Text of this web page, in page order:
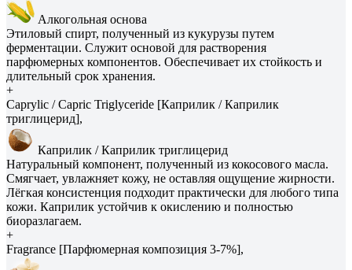
Алкогольная основа
Этиловый спирт, полученный из кукурузы путем
ферментации. Служит основой для растворения
парфюмерных компонентов. Обеспечивает их стойкость и
длительный срок хранения.
+
Caprylic / Capric Triglyceride [Каприлик / Каприлик
триглицерид],
Каприлик / Каприлик триглицерид
Натуральный компонент, полученный из кокосового масла.
Смягчает, увлажняет кожу, не оставляя ощущение жирности.
Лёгкая консистенция подходит практически для любого типа
кожи. Каприлик устойчив к окислению и полностью
биоразлагаем.
+
Fragrance [Парфюмерная композиция 3-7%],